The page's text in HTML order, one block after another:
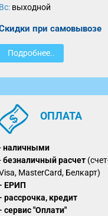
Вс: выходной
при самовывозе
Подробнее..
ОПЛАТА
наличными
безналичный расчет
MasterCard, Белкарт)
ЕРИП
рассрочка, кредит
сервис "Оплати"